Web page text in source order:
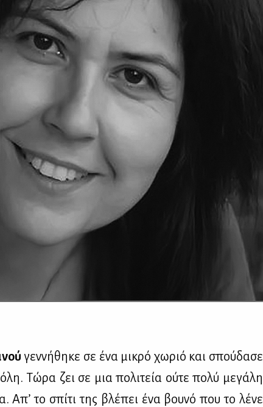
γεν­νή­θη­κε σε ένα μι­κρό χω­ριό και σπού­δα­σε
Τώ­ρα ζει σε μια πο­λι­τεία ού­τε πο­λύ με­γά­λη
Απ’ το σπί­τι της βλέ­πει ένα βου­νό που το λέ­νε